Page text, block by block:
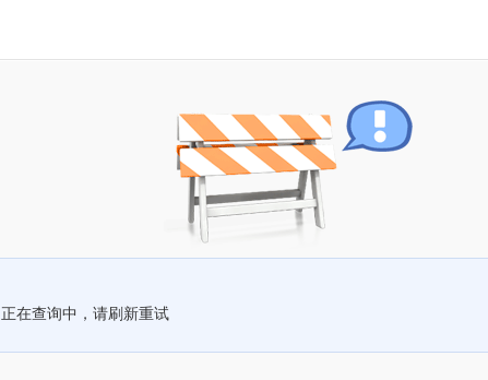
正在查询中，请刷新重试